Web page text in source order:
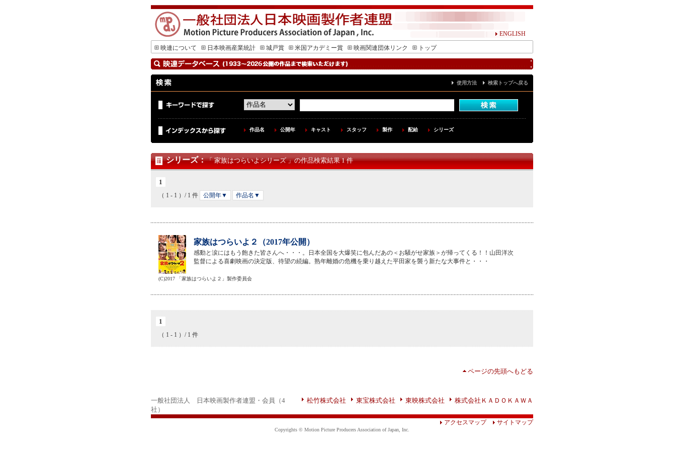
ENGLISH
映連について
日本映画産業統計 城戸賞 米国アカデミー賞 映画関連団体リンク トップ
使用方法 検索トップへ戻る
作品名 公開年 キャスト スタッフ 製作 配給 シリーズ
シリーズ：「 家族はつらいよシリーズ 」の作品検索結果 1 件
1
（ 1 - 1 ）/ 1 件 公開年▼ 作品名▼
家族はつらいよ２（2017年公開）
感動と涙にはもう飽きた皆さんへ・・・。日本全国を大爆笑に包んだあの＜お騒がせ家族＞が帰ってくる！！山田洋次
監督による喜劇映画の決定版、待望の続編。熟年離婚の危機を乗り越えた平田家を襲う新たな大事件と・・・
(C)2017 「家族はつらいよ２」製作委員会
1
（ 1 - 1 ）/ 1 件
ページの先頭へもどる
一般社団法人 日本映画製作者連盟・会員（4
社）
松竹株式会社 東宝株式会社 東映株式会社 株式会社ＫＡＤＯＫＡＷＡ
アクセスマップ サイトマップ
Copyrights © Motion Picture Producers Association of Japan, Inc.